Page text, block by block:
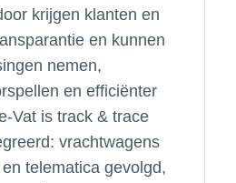
krijgen klanten en
en kunnen
nemen,
en efficiënter
Vat is track & trace
vrachtwagens
telematica gevolgd,